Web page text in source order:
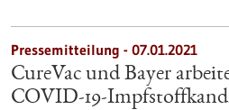
Pressemitteilung - 07.01.2021
CureVac und Bayer
COVID-19-